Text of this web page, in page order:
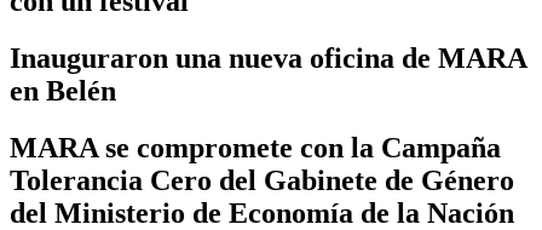
Inauguraron una nueva oficina de MARA
en Belén
MARA se compromete con la Campaña
Tolerancia Cero del Gabinete de Género
del Ministerio de Economía de la Nación